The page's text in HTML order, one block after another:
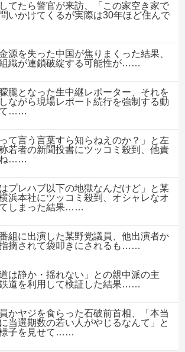
てたら警官が来訪、「この家空き家で
いかけてくるが実際は30年ほど住んで
源を失った中国が焦りまくった結果、
織が連鎖破綻する可能性が……
朧となった生中継レポーター、それを
ながら現場レポート続行を強制する動
て……
て言う言葉すら知らねえのか？」と左
若者の新聞投書にツッコミ殺到、他責
ね……
プレハブ以下の地獄なんだけど」と某
浜本社にツッコミ殺到、オシャレなオ
しまった結果……
組に出演した某野党議員、他出演者か
摘されて袋叩きにされるも……
は静か・揺れない」との親中派の主
道を利用して検証した結果……
かヤジを食らった石破前首相、「本当
当選期数の若い人がやじるなんて」と
子を見せて……